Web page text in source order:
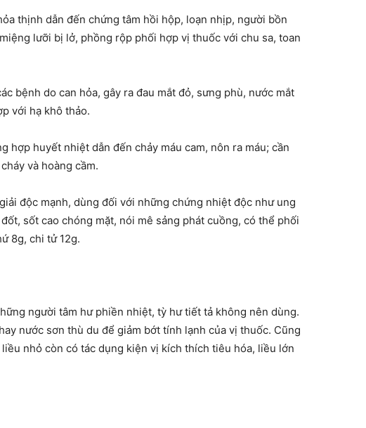
thịnh dẫn đến chứng tâm hồi hộp, loạn nhịp, người bồn
lưỡi bị lở, phồng rộp phối hợp vị thuốc với chu sa, toan
bệnh do can hỏa, gây ra đau mắt đỏ, sưng phù, nước mắt
với hạ khô thảo.
hợp huyết nhiệt dẫn đến chảy máu cam, nôn ra máu; cần
và hoàng cầm.
độc mạnh, dùng đối với những chứng nhiệt độc như ung
sốt cao chóng mặt, nói mê sảng phát cuồng, có thể phối
8g, chi tử 12g.
người tâm hư phiền nhiệt, tỳ hư tiết tả không nên dùng.
nước sơn thù du để giảm bớt tính lạnh của vị thuốc. Cũng
nhỏ còn có tác dụng kiện vị kích thích tiêu hóa, liều lớn